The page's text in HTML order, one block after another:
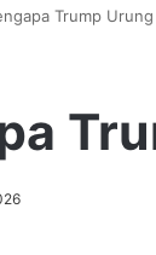
Trump